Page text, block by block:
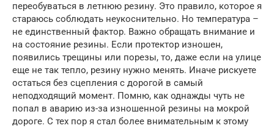
переобуваться в летнюю резину. Это правило, которое я
стараюсь соблюдать неукоснительно. Но температура –
не единственный фактор. Важно обращать внимание и
на состояние резины. Если протектор изношен,
появились трещины или порезы, то, даже если на улице
еще не так тепло, резину нужно менять. Иначе рискуете
остаться без сцепления с дорогой в самый
неподходящий момент. Помню, как однажды чуть не
попал в аварию из-за изношенной резины на мокрой
дороге. С тех пор я стал более внимательным к этому